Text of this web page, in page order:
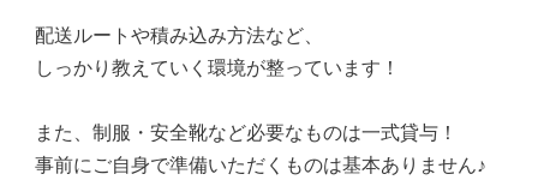
配送ルートや積み込み方法など、
しっかり教えていく環境が整っています！
また、制服・安全靴など必要なものは一式貸与！
事前にご自身で準備いただくものは基本ありません♪